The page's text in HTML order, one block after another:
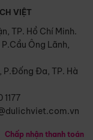
VIỆT
TP. Hồ Chí Minh.
Ông Lãnh,
Đa, TP. Hà
1177
Chấp nhận thanh toán